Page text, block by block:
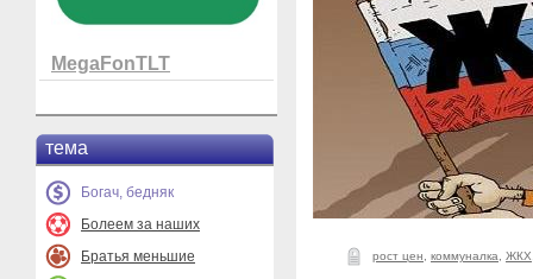
MegaFonTLT
тема
Богач, бедняк
Болеем за наших
Братья меньшие
рост цен коммуналка ЖКХ